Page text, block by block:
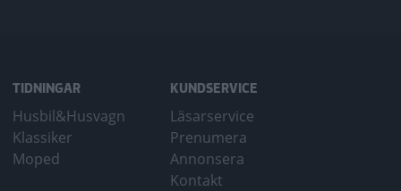
TIDNINGAR
Husbil&Husvagn
Klassiker
Moped
KUNDSERVICE
Läsarservice
Prenumera
Annonsera
Kontakt